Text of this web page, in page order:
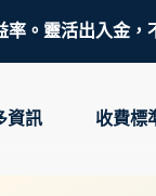
率。靈活出入金
資訊 收費標